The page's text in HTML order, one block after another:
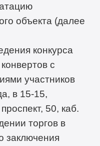
объекта (далее
конкурса
с
участников
в 15-15,
50, каб.
торгов в
заключения